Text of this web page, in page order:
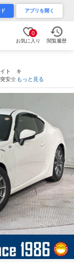
アプリを開く
0
お気に入り 閲覧履歴
ト キ
安全ボ
社外エ
もっと見る